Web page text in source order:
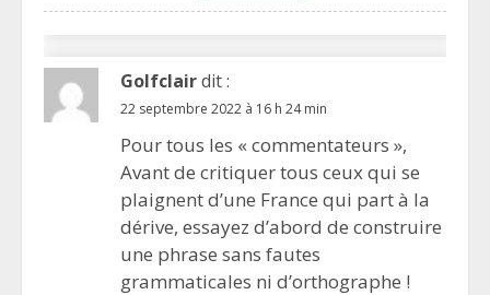
Golfclairdit :
22 septembre 2022 à 16 h 24 min
Pour tous les « commentateurs »,
Avant de critiquer tous ceux qui se
plaignent d’une France qui part à la
dérive, essayez d’abord de construire
une phrase sans fautes
grammaticales ni d’orthographe !